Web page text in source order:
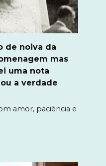
de noiva da
mas
uma nota
a verdade
amor, paciência e